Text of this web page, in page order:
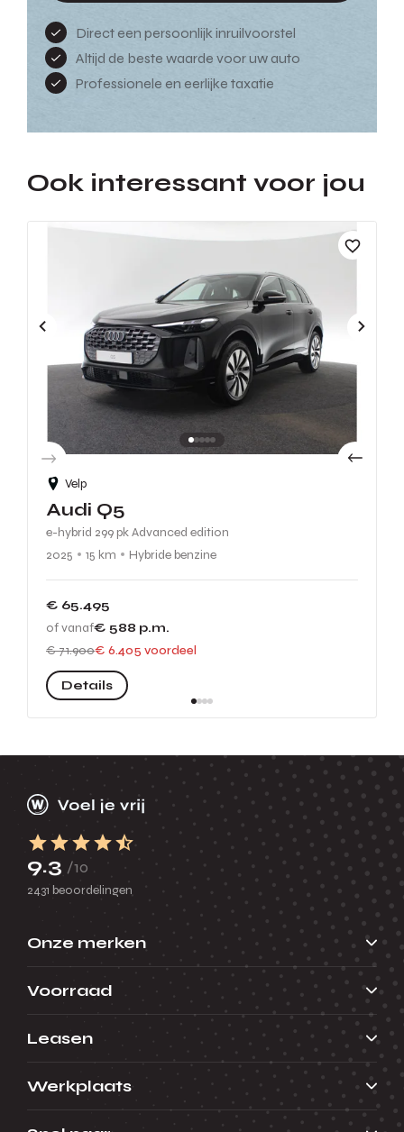
Direct een persoonlijk inruilvoorstel
Altijd de beste waarde voor uw auto
Professionele en eerlijke taxatie
Ook interessant voor jou
Velp
Audi Q5
e-hybrid 299 pk Advanced edition
2025
15 km Hybride benzine
€ 65.495
of vanaf€ 588 p.m.
€ 71.900€ 6.405 voordeel
Details
9.3 /10
2431 beoordelingen
Onze merken
Voorraad
Leasen
Werkplaats